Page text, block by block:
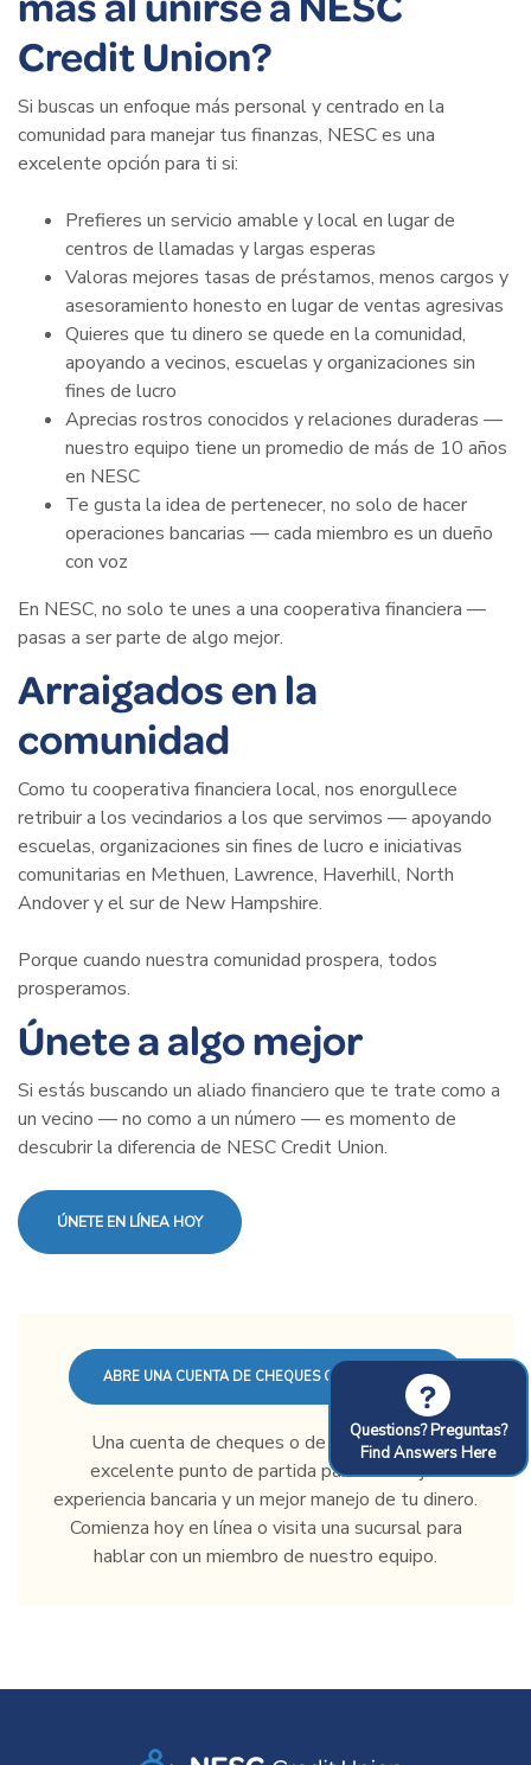
Credit Union?
Si buscas un enfoque más personal y centrado en la
comunidad para manejar tus finanzas, NESC es una
excelente opción para ti si:
Prefieres un servicio amable y local en lugar de
centros de llamadas y largas esperas
Valoras mejores tasas de préstamos, menos cargos y
asesoramiento honesto en lugar de ventas agresivas
Quieres que tu dinero se quede en la comunidad,
apoyando a vecinos, escuelas y organizaciones sin
fines de lucro
Aprecias rostros conocidos y relaciones duraderas —
nuestro equipo tiene un promedio de más de 10 años
en NESC
Te gusta la idea de pertenecer, no solo de hacer
operaciones bancarias — cada miembro es un dueño
con voz
En NESC, no solo te unes a una cooperativa financiera —
pasas a ser parte de algo mejor.
Arraigados en la
comunidad
Como tu cooperativa financiera local, nos enorgullece
retribuir a los vecindarios a los que servimos — apoyando
escuelas, organizaciones sin fines de lucro e iniciativas
comunitarias en Methuen, Lawrence, Haverhill, North
Andover y el sur de New Hampshire.
Porque cuando nuestra comunidad prospera, todos
prosperamos.
Únete a algo mejor
Si estás buscando un aliado financiero que te trate como a
un vecino — no como a un número — es momento de
descubrir la diferencia de NESC Credit Union.
ÚNETE EN LÍNEA HOY
ABRE UNA CUENTA DE CHEQUES O DE AHORROS
Una cuenta de cheques o de ahorros es un
excelente punto de partida para una mejor
experiencia bancaria y un mejor manejo de tu dinero.
Comienza hoy en línea o visita una sucursal para
hablar con un miembro de nuestro equipo.
?
Questions? Preguntas?
Find Answers Here